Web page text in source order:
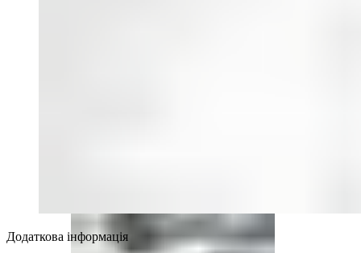
Додаткова інформація